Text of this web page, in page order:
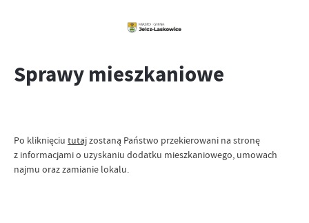
Sprawy mieszkaniowe
Po kliknięciu tutajzostaną Państwo przekierowani na stronę
z informacjami o uzyskaniu dodatku mieszkaniowego, umowach
najmu oraz zamianie lokalu.